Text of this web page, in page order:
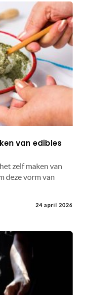
van edibles
zelf maken van
deze vorm van
24 april 2026